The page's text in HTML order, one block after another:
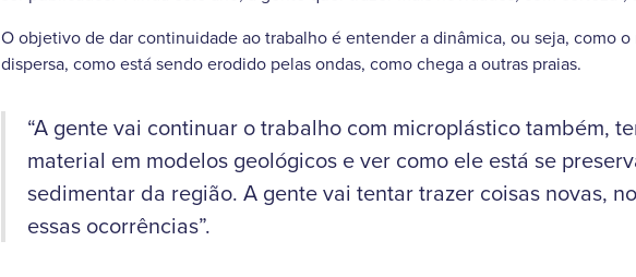
O objetivo de dar continuidade ao trabalho é entender a dinâmica, ou seja, como
dispersa, como está sendo erodido pelas ondas, como chega a outras praias.
“A gente vai continuar o trabalho com microplástico também,
material em modelos geológicos e ver como ele está se
sedimentar da região. A gente vai tentar trazer coisas novas,
essas ocorrências”.